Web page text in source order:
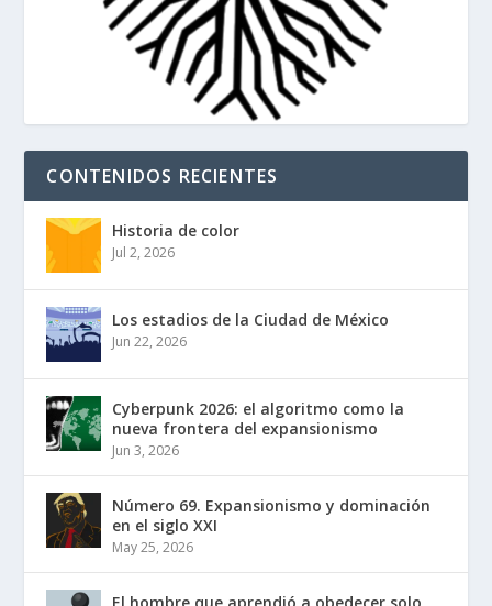
CONTENIDOS RECIENTES
Historia de color
Jul 2, 2026
Los estadios de la Ciudad de México
Jun 22, 2026
Cyberpunk 2026: el algoritmo como la
nueva frontera del expansionismo
Jun 3, 2026
Número 69. Expansionismo y dominación
en el siglo XXI
May 25, 2026
El hombre que aprendió a obedecer solo